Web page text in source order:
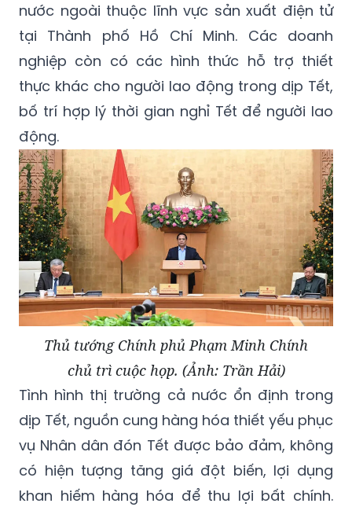
nước ngoài thuộc lĩnh vực sản xuất điện tử
tại Thành phố Hồ Chí Minh. Các doanh
nghiệp còn có các hình thức hỗ trợ thiết
thực khác cho người lao động trong dịp Tết,
bố trí hợp lý thời gian nghỉ Tết để người lao
động.
Thủ tướng Chính phủ Phạm Minh Chính
chủ trì cuộc họp. (Ảnh: Trần Hải)
Tình hình thị trường cả nước ổn định trong
dịp Tết, nguồn cung hàng hóa thiết yếu phục
vụ Nhân dân đón Tết được bảo đảm, không
có hiện tượng tăng giá đột biến, lợi dụng
khan hiếm hàng hóa để thu lợi bất chính.